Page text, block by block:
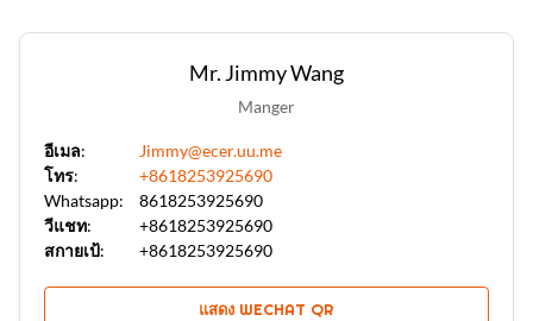
Mr. Jimmy Wang
Manger
อีเมล:
Jimmy@ecer.uu.me
โทร:
+8618253925690
Whatsapp:
8618253925690
วีแชท:
+8618253925690
สกายเป้:
+8618253925690
แสดง WECHAT QR